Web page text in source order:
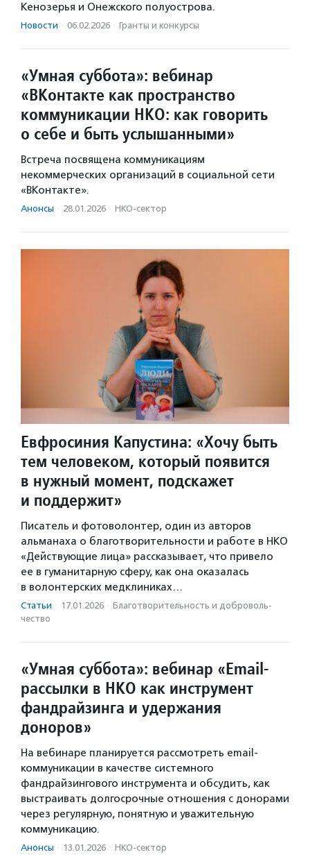
Кенозерья и Онежского полуострова.
Новости · 06.02.2026 · Гранты и конкурсы
«Умная суббота»: вебинар
«ВКонтакте как пространство
коммуникации НКО: как говорить
о себе и быть услышанными»
Встреча посвящена коммуникациям
некоммерческих организаций в социальной сети
«ВКонтакте».
Анонсы · 28.01.2026 · НКО-сектор
Евфросиния Капустина: «Хочу быть
тем человеком, который появится
в нужный момент, подскажет
и поддержит»
Писатель и фотоволонтер, один из авторов
альманаха о благотворительности и работе в НКО
«Действующие лица» рассказывает, что привело
ее в гуманитарную сферу, как она оказалась
в волонтерских медклиниках…
Статьи · 17.01.2026 · Благотвори­тель­ность и доброволь­
чест­во
«Умная суббота»: вебинар «Email-
рассылки в НКО как инструмент
фандрайзинга и удержания
доноров»
На вебинаре планируется рассмотреть email-
коммуникации в качестве системного
фандрайзингового инструмента и обсудить, как
выстраивать долгосрочные отношения с донорами
через регулярную, понятную и уважительную
коммуникацию.
Анонсы · 13.01.2026 · НКО-сектор